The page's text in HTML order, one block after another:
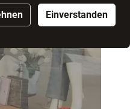
Einverstanden